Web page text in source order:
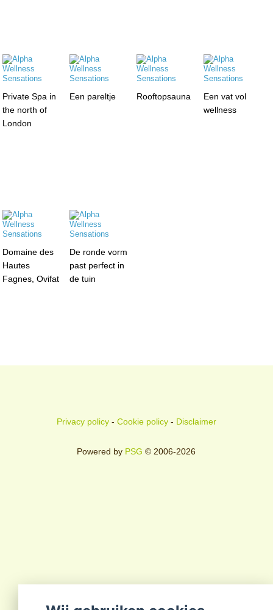
Private Spa in
the north of
London
Een pareltje Rooftopsauna
Een vat vol
wellness
Domaine des
Hautes
Fagnes, Ovifat
De ronde vorm
past perfect in
de tuin
Privacy policy- Cookie policy- Disclaimer
Powered by PSG © 2006-2026